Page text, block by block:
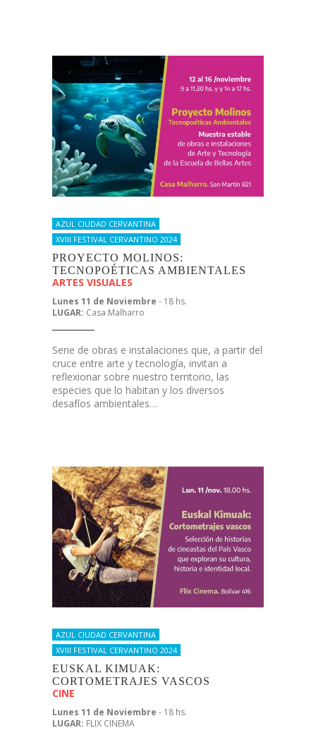
AZUL CIUDAD CERVANTINA
XVIII FESTIVAL CERVANTINO 2024
PROYECTO MOLINOS:
TECNOPOÉTICAS AMBIENTALES
ARTES VISUALES
Lunes 11 de Noviembre - 18 hs.
LUGAR: Casa Malharro
Serie de obras e instalaciones que, a partir del
cruce entre arte y tecnología, invitan a
reflexionar sobre nuestro territorio, las
especies que lo habitan y los diversos
desafíos ambientales…
AZUL CIUDAD CERVANTINA
XVIII FESTIVAL CERVANTINO 2024
EUSKAL KIMUAK:
CORTOMETRAJES VASCOS
CINE
Lunes 11 de Noviembre - 18 hs.
LUGAR: FLIX CINEMA